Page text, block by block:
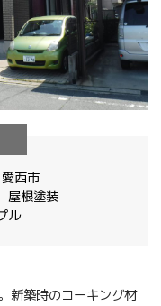
愛西市
屋根塗装
ル
新築時のコーキング材